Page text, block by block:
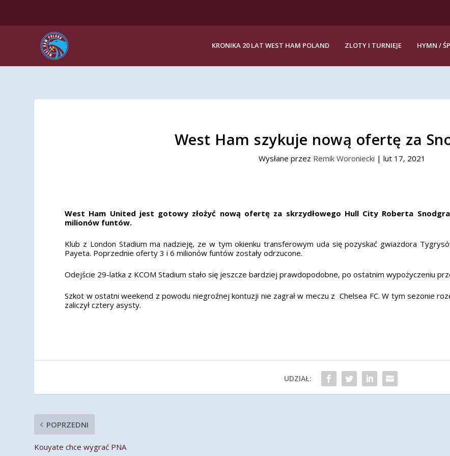
KRONIKA 20 LAT WEST HAM POLAND ZLOTY I TURNIEJE HYMN /
West Ham szykuje nową ofertę za
Wysłane przez Remik Woroniecki | lut 17, 2021
West Ham United jest gotowy złożyć nową ofertę za skrzydłowego Hull City Roberta
milionów funtów.
Klub z London Stadium ma nadzieję, ze w tym okienku transferowym uda się pozyskać gwiazdora
Payeta. Poprzednie oferty 3 i 6 milionów funtów zostały odrzucone.
Odejście 29-latka z KCOM Stadium stało się jeszcze bardziej prawdopodobne, po ostatnim wypożyczeniu
Szkot w ostatni weekend z powodu niegroźnej kontuzji nie zagrał w meczu z Chelsea FC. W tym sezonie
zaliczył cztery asysty.
UDZIAŁ:
POPRZEDNI
Kouyate chce wygrać PNA